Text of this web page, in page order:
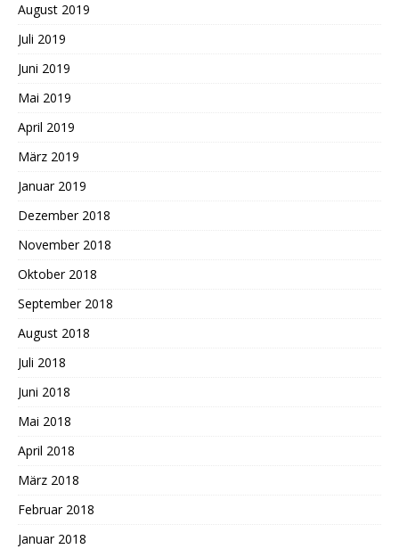
August 2019
Juli 2019
Juni 2019
Mai 2019
April 2019
März 2019
Januar 2019
Dezember 2018
November 2018
Oktober 2018
September 2018
August 2018
Juli 2018
Juni 2018
Mai 2018
April 2018
März 2018
Februar 2018
Januar 2018